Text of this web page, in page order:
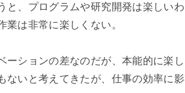
と、プログラムや研究開発は楽しい
業は非常に楽しくない。
ーションの差なのだが、本能的に楽
ないと考えてきたが、仕事の効率に